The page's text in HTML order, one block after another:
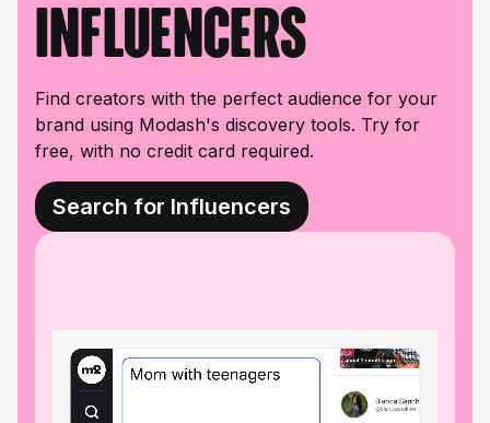
influencers
Find creators with the perfect audience for your
brand using Modash's discovery tools. Try for
free, with no credit card required.
Search for Influencers